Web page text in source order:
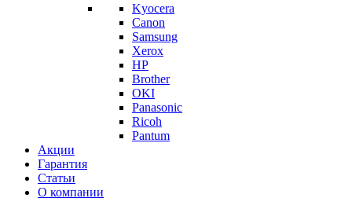
Kyocera
Canon
Samsung
Xerox
HP
Brother
OKI
Panasonic
Ricoh
Pantum
Акции
Гарантия
Статьи
О компании